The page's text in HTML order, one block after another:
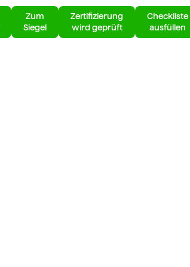
Zum
Siegel
Zertifizierung
wird geprüft
Checkliste
ausfüllen